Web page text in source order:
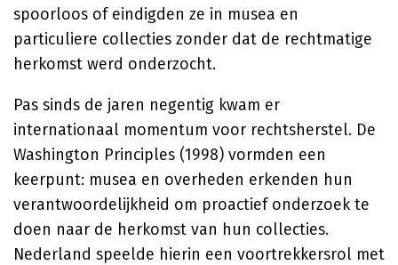
spoorloos of eindigden ze in musea en
particuliere collecties zonder dat de rechtmatige
herkomst werd onderzocht.
Pas sinds de jaren negentig kwam er
internationaal momentum voor rechtsherstel. De
Washington Principles (1998) vormden een
keerpunt: musea en overheden erkenden hun
verantwoordelijkheid om proactief onderzoek te
doen naar de herkomst van hun collecties.
Nederland speelde hierin een voortrekkersrol met